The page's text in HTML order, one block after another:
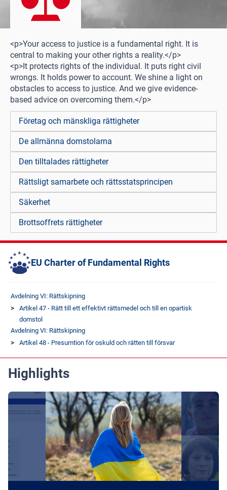
<p>Your access to justice is a fundamental right. It is
central to making your other rights a reality.</p>
<p>It protects rights of the individual. It puts right civil
wrongs. It holds power to account. We shine a light on
obstacles to access to justice. And we give evidence-
based advice on overcoming them.</p>
Företag och mänskliga rättigheter
De allmänna domstolarna
Den tilltalades rättigheter
Rättsligt samarbete och rättsstatsprincipen
Säkerhet
Brottsoffrets rättigheter
EU Charter of Fundamental Rights
Avdelning VI: Rättskipning
Artikel 47 - Rätt till ett effektivt rättsmedel och till en opartisk
domstol
Avdelning VI: Rättskipning
Artikel 48 - Presumtion för oskuld och rätten till försvar
Highlights